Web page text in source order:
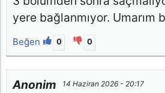
yere bağlanmıyor. Umarım
Beğen 0 0
Anonim 14 Haziran 2026 - 20:17